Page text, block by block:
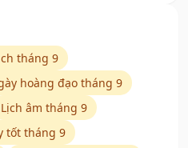
tháng 9
hoàng đạo tháng 9
Lịch âm tháng 9
tốt tháng 9